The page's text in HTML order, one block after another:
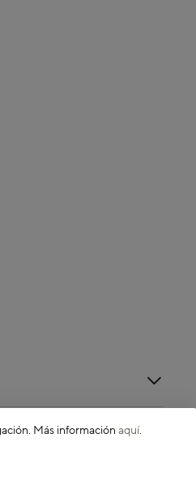
Más información aquí.